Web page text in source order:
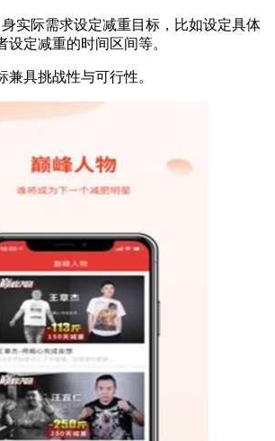
实际需求设定减重目标，比如设定具体
设定减重的时间区间等。
兼具挑战性与可行性。